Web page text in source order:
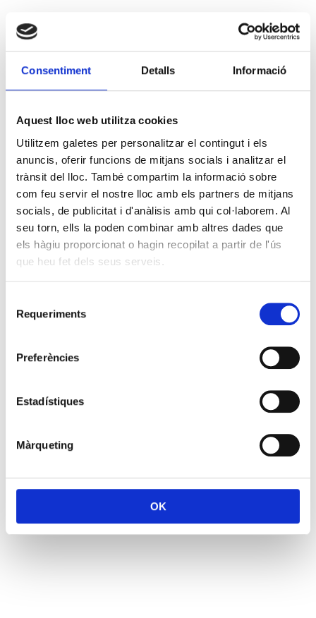
Consentiment Detalls Informació
Aquest lloc web utilitza cookies
Utilitzem galetes per personalitzar el contingut i els
anuncis, oferir funcions de mitjans socials i analitzar el
trànsit del lloc. També compartim la informació sobre
com feu servir el nostre lloc amb els partners de mitjans
socials, de publicitat i d'anàlisis amb qui col·laborem. Al
seu torn, ells la poden combinar amb altres dades que
els hàgiu proporcionat o hagin recopilat a partir de l'ús
que heu fet dels seus serveis.
Requeriments
Preferències
Estadístiques
Màrqueting
OK